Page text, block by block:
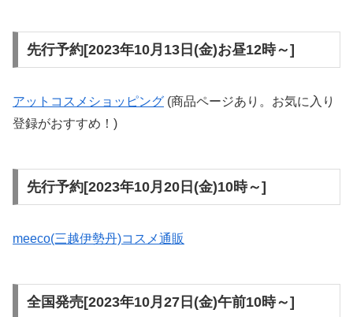
先行予約[2023年10月13日(金)お昼12時～]
アットコスメショッピング (商品ページあり。お気に入り
登録がおすすめ！)
先行予約[2023年10月20日(金)10時～]
meeco(三越伊勢丹)コスメ通販
全国発売[2023年10月27日(金)午前10時～]